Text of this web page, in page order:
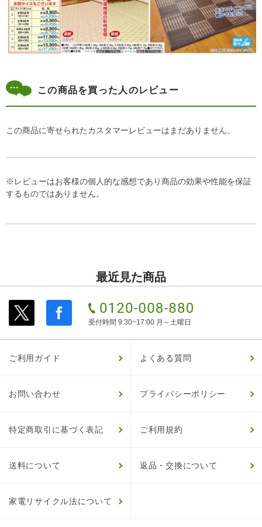
この商品を買った人のレビュー
この商品に寄せられたカスタマーレビューはまだありません。
※レビューはお客様の個人的な感想であり商品の効果や性能を保証
するものではありません。
最近見た商品
受付時間 9:30~17:00 月～土曜日
ご利用ガイド よくある質問
お問い合わせ プライバシーポリシー
特定商取引に基づく表記 ご利用規約
送料について 返品・交換について
家電リサイクル法について